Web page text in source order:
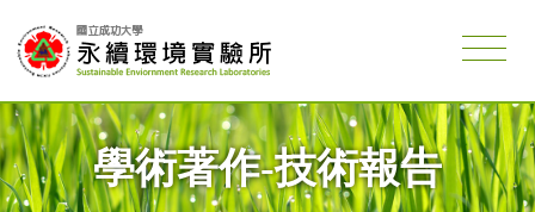
學術著作-技術報告